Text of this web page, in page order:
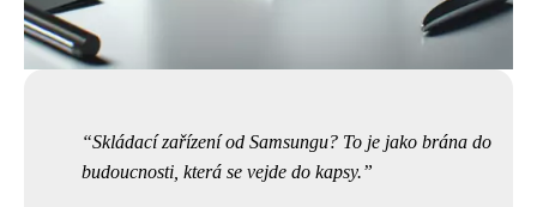
Skládací zařízení od Samsungu? To je jako brána do
budoucnosti, která se vejde do kapsy.